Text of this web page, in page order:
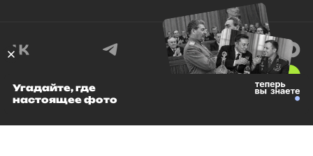
© 1999–2026 Все права защищены.
Угадайте, где
настоящее фото